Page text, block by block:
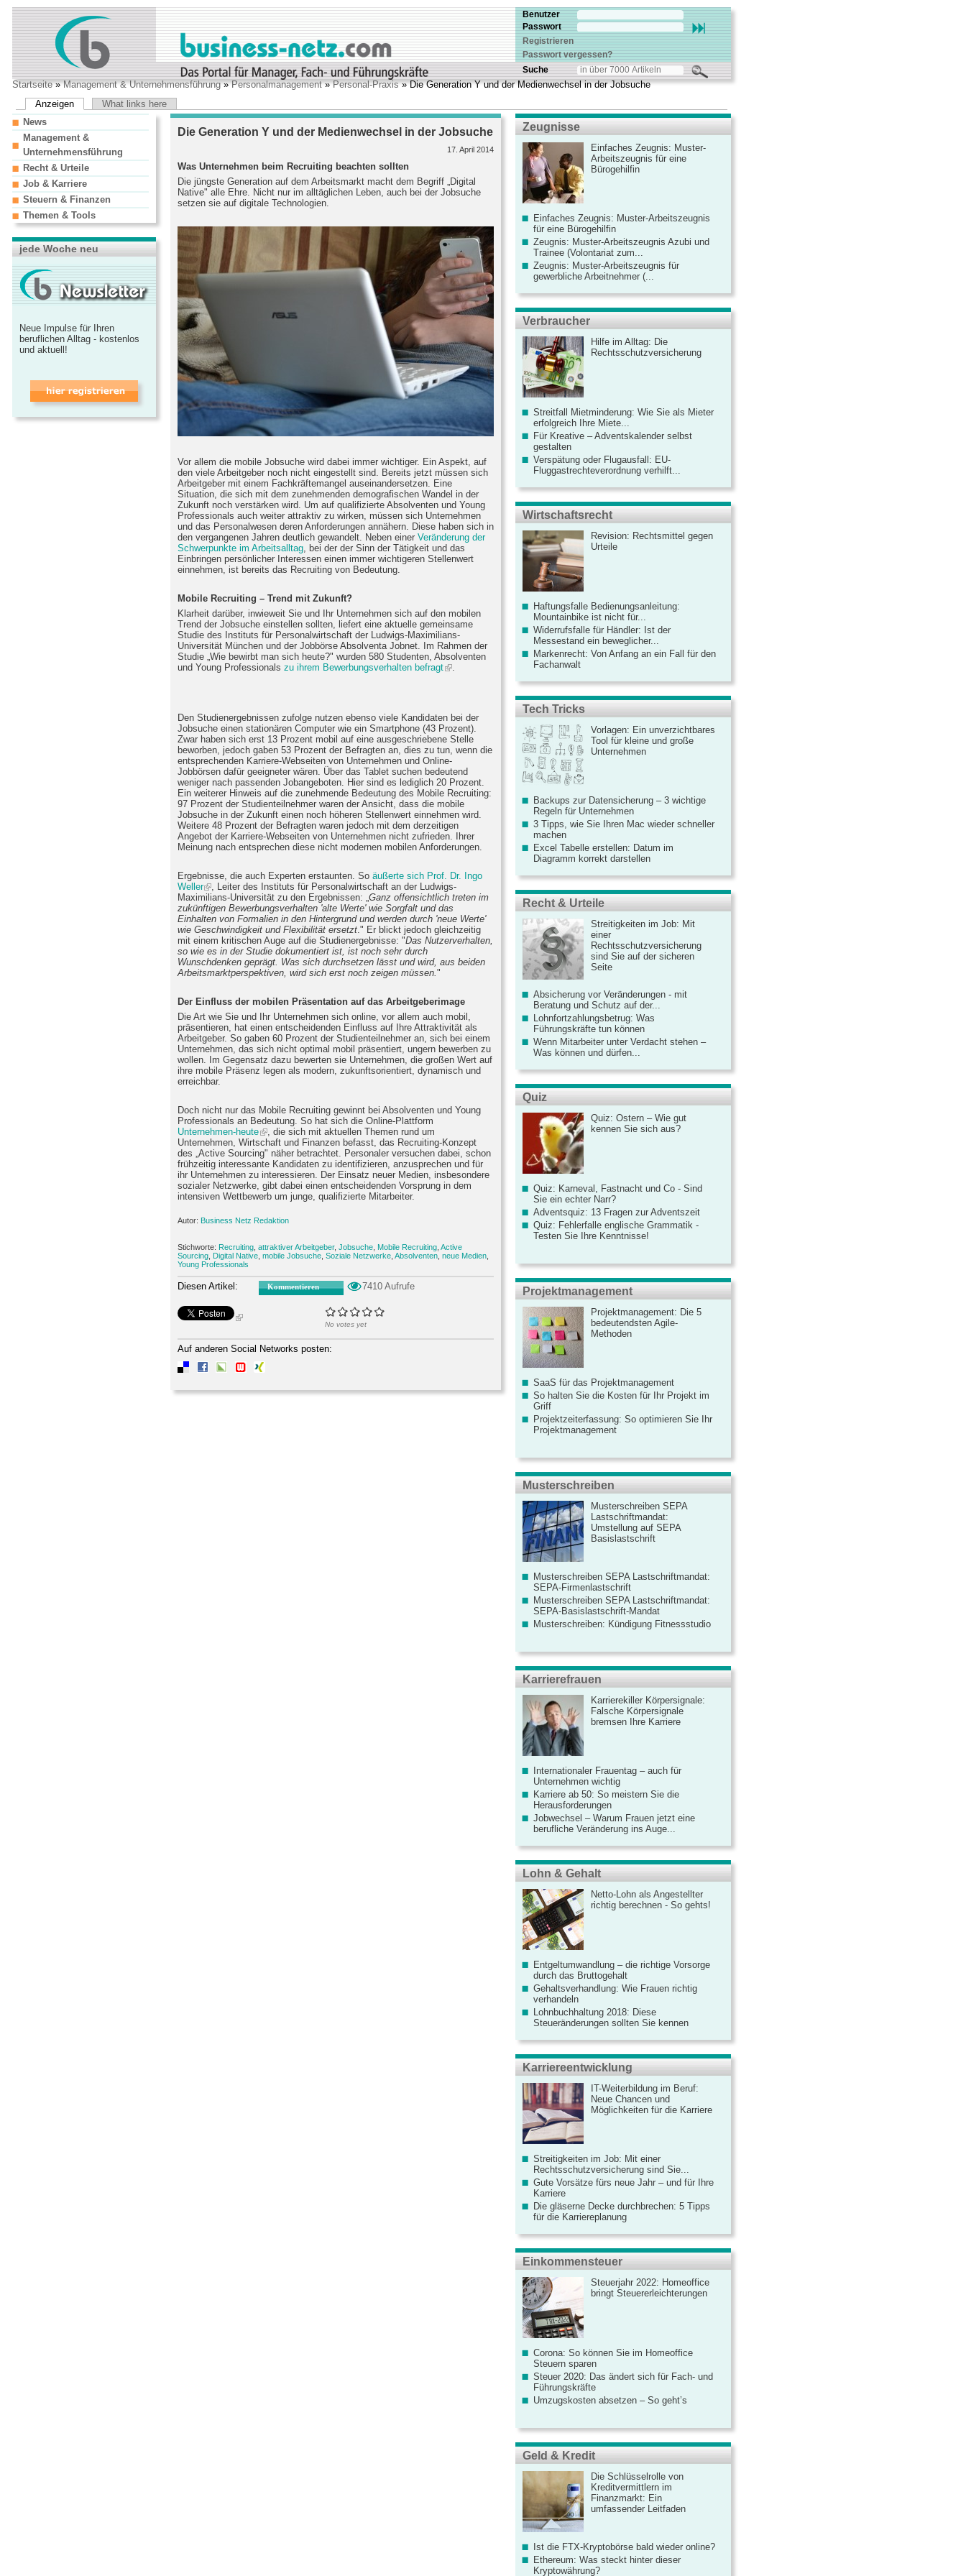
Benutzer
Passwort
Registrieren
Passwort vergessen?
Suche
Startseite»Management & Unternehmensführung»Personalmanagement»Personal-Praxis» Die Generation Y und der Medienwechsel in der Jobsuche
Anzeigen
What links here
Die Generation Y und der Medienwechsel in der Jobsuche
17. April 2014
Was Unternehmen beim Recruiting beachten sollten
Die jüngste Generation auf dem Arbeitsmarkt macht dem Begriff „Digital
Native" alle Ehre. Nicht nur im alltäglichen Leben, auch bei der Jobsuche
setzen sie auf digitale Technologien.
Vor allem die mobile Jobsuche wird dabei immer wichtiger. Ein Aspekt, auf
den viele Arbeitgeber noch nicht eingestellt sind. Bereits jetzt müssen sich
Arbeitgeber mit einem Fachkräftemangel auseinandersetzen. Eine
Situation, die sich mit dem zunehmenden demografischen Wandel in der
Zukunft noch verstärken wird. Um auf qualifizierte Absolventen und Young
Professionals auch weiter attraktiv zu wirken, müssen sich Unternehmen
und das Personalwesen deren Anforderungen annähern. Diese haben sich in
den vergangenen Jahren deutlich gewandelt. Neben einer Veränderung der
Schwerpunkte im Arbeitsalltag , bei der der Sinn der Tätigkeit und das
Einbringen persönlicher Interessen einen immer wichtigeren Stellenwert
einnehmen, ist bereits das Recruiting von Bedeutung.
Mobile Recruiting – Trend mit Zukunft?
Klarheit darüber, inwieweit Sie und Ihr Unternehmen sich auf den mobilen
Trend der Jobsuche einstellen sollten, liefert eine aktuelle gemeinsame
Studie des Instituts für Personalwirtschaft der Ludwigs-Maximilians-
Universität München und der Jobbörse Absolventa Jobnet. Im Rahmen der
Studie „Wie bewirbt man sich heute?" wurden 580 Studenten, Absolventen
und Young Professionals zu ihrem Bewerbungsverhalten befragt
Den Studienergebnissen zufolge nutzen ebenso viele Kandidaten bei der
Jobsuche einen stationären Computer wie ein Smartphone (43 Prozent).
Zwar haben sich erst 13 Prozent mobil auf eine ausgeschriebene Stelle
beworben, jedoch gaben 53 Prozent der Befragten an, dies zu tun, wenn die
entsprechenden Karriere-Webseiten von Unternehmen und Online-
Jobbörsen dafür geeigneter wären. Über das Tablet suchen bedeutend
weniger nach passenden Jobangeboten. Hier sind es lediglich 20 Prozent.
Ein weiterer Hinweis auf die zunehmende Bedeutung des Mobile Recruiting:
97 Prozent der Studienteilnehmer waren der Ansicht, dass die mobile
Jobsuche in der Zukunft einen noch höheren Stellenwert einnehmen wird.
Weitere 48 Prozent der Befragten waren jedoch mit dem derzeitigen
Angebot der Karriere-Webseiten von Unternehmen nicht zufrieden. Ihrer
Meinung nach entsprechen diese nicht modernen mobilen Anforderungen.
Ergebnisse, die auch Experten erstaunten. So äußerte sich Prof. Dr. Ingo
Weller
, Leiter des Instituts für Personalwirtschaft an der Ludwigs-
Maximilians-Universität zu den Ergebnissen: „ Ganz offensichtlich treten im
zukünftigen Bewerbungsverhalten 'alte Werte' wie Sorgfalt und das
Einhalten von Formalien in den Hintergrund und werden durch 'neue Werte'
wie Geschwindigkeit und Flexibilität ersetzt ." Er blickt jedoch gleichzeitig
mit einem kritischen Auge auf die Studienergebnisse: "Das Nutzerverhalten,
so wie es in der Studie dokumentiert ist, ist noch sehr durch
Wunschdenken geprägt. Was sich durchsetzen lässt und wird, aus beiden
Arbeitsmarktperspektiven, wird sich erst noch zeigen müssen. "
Der Einfluss der mobilen Präsentation auf das Arbeitgeberimage
Die Art wie Sie und Ihr Unternehmen sich online, vor allem auch mobil,
präsentieren, hat einen entscheidenden Einfluss auf Ihre Attraktivität als
Arbeitgeber. So gaben 60 Prozent der Studienteilnehmer an, sich bei einem
Unternehmen, das sich nicht optimal mobil präsentiert, ungern bewerben zu
wollen. Im Gegensatz dazu bewerten sie Unternehmen, die großen Wert auf
ihre mobile Präsenz legen als modern, zukunftsorientiert, dynamisch und
erreichbar.
Doch nicht nur das Mobile Recruiting gewinnt bei Absolventen und Young
Professionals an Bedeutung. So hat sich die Online-Plattform
Unternehmen-heute
, die sich mit aktuellen Themen rund um
Unternehmen, Wirtschaft und Finanzen befasst, das Recruiting-Konzept
des „Active Sourcing" näher betrachtet. Personaler versuchen dabei, schon
frühzeitig interessante Kandidaten zu identifizieren, anzusprechen und für
ihr Unternehmen zu interessieren. Der Einsatz neuer Medien, insbesondere
sozialer Netzwerke, gibt dabei einen entscheidenden Vorsprung in dem
intensiven Wettbewerb um junge, qualifizierte Mitarbeiter.
Autor: Business Netz Redaktion
Stichworte: Recruiting attraktiver Arbeitgeber, Jobsuche Mobile Recruiting Active
Sourcing Digital Native mobile Jobsuche Soziale Netzwerke Absolventen neue Medien
Young Professionals
Diesen Artikel: Kommentieren 7410 Aufrufe
No votes yet
Auf anderen Social Networks posten:
News
Management &
Unternehmensführung
Recht & Urteile
Job & Karriere
Steuern & Finanzen
Themen & Tools
jede Woche neu
Neue Impulse für Ihren
beruflichen Alltag - kostenlos
und aktuell!
Zeugnisse
Einfaches Zeugnis: Muster-
Arbeitszeugnis für eine
Bürogehilfin
Einfaches Zeugnis: Muster-Arbeitszeugnis
für eine Bürogehilfin
Zeugnis: Muster-Arbeitszeugnis Azubi und
Trainee (Volontariat zum...
Zeugnis: Muster-Arbeitszeugnis für
gewerbliche Arbeitnehmer (...
Verbraucher
Hilfe im Alltag: Die
Rechtsschutzversicherung
Streitfall Mietminderung: Wie Sie als Mieter
erfolgreich Ihre Miete...
Für Kreative – Adventskalender selbst
gestalten
Verspätung oder Flugausfall: EU-
Fluggastrechteverordnung verhilft...
Wirtschaftsrecht
Revision: Rechtsmittel gegen
Urteile
Haftungsfalle Bedienungsanleitung:
Mountainbike ist nicht für...
Widerrufsfalle für Händler: Ist der
Messestand ein beweglicher...
Markenrecht: Von Anfang an ein Fall für den
Fachanwalt
Tech Tricks
Vorlagen: Ein unverzichtbares
Tool für kleine und große
Unternehmen
Backups zur Datensicherung – 3 wichtige
Regeln für Unternehmen
3 Tipps, wie Sie Ihren Mac wieder schneller
machen
Excel Tabelle erstellen: Datum im
Diagramm korrekt darstellen
Recht & Urteile
Streitigkeiten im Job: Mit
einer
Rechtsschutzversicherung
sind Sie auf der sicheren
Seite
Absicherung vor Veränderungen - mit
Beratung und Schutz auf der...
Lohnfortzahlungsbetrug: Was
Führungskräfte tun können
Wenn Mitarbeiter unter Verdacht stehen –
Was können und dürfen...
Quiz
Quiz: Ostern – Wie gut
kennen Sie sich aus?
Quiz: Karneval, Fastnacht und Co - Sind
Sie ein echter Narr?
Adventsquiz: 13 Fragen zur Adventszeit
Quiz: Fehlerfalle englische Grammatik -
Testen Sie Ihre Kenntnisse!
Projektmanagement
Projektmanagement: Die 5
bedeutendsten Agile-
Methoden
SaaS für das Projektmanagement
So halten Sie die Kosten für Ihr Projekt im
Griff
Projektzeiterfassung: So optimieren Sie Ihr
Projektmanagement
Musterschreiben
Musterschreiben SEPA
Lastschriftmandat:
Umstellung auf SEPA
Basislastschrift
Musterschreiben SEPA Lastschriftmandat:
SEPA-Firmenlastschrift
Musterschreiben SEPA Lastschriftmandat:
SEPA-Basislastschrift-Mandat
Musterschreiben: Kündigung Fitnessstudio
Karrierefrauen
Karrierekiller Körpersignale:
Falsche Körpersignale
bremsen Ihre Karriere
Internationaler Frauentag – auch für
Unternehmen wichtig
Karriere ab 50: So meistern Sie die
Herausforderungen
Jobwechsel – Warum Frauen jetzt eine
berufliche Veränderung ins Auge...
Lohn & Gehalt
Netto-Lohn als Angestellter
richtig berechnen - So gehts!
Entgeltumwandlung – die richtige Vorsorge
durch das Bruttogehalt
Gehaltsverhandlung: Wie Frauen richtig
verhandeln
Lohnbuchhaltung 2018: Diese
Steueränderungen sollten Sie kennen
Karriereentwicklung
IT-Weiterbildung im Beruf:
Neue Chancen und
Möglichkeiten für die Karriere
Streitigkeiten im Job: Mit einer
Rechtsschutzversicherung sind Sie...
Gute Vorsätze fürs neue Jahr – und für Ihre
Karriere
Die gläserne Decke durchbrechen: 5 Tipps
für die Karriereplanung
Einkommensteuer
Steuerjahr 2022: Homeoffice
bringt Steuererleichterungen
Corona: So können Sie im Homeoffice
Steuern sparen
Steuer 2020: Das ändert sich für Fach- und
Führungskräfte
Umzugskosten absetzen – So geht’s
Geld & Kredit
Die Schlüsselrolle von
Kreditvermittlern im
Finanzmarkt: Ein
umfassender Leitfaden
Ist die FTX-Kryptobörse bald wieder online?
Ethereum: Was steckt hinter dieser
Kryptowährung?